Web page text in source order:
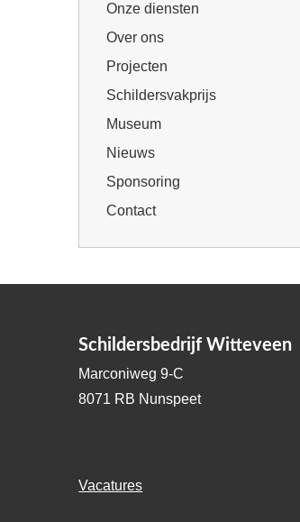
Onze diensten
Over ons
Projecten
Schildersvakprijs
Museum
Nieuws
Sponsoring
Contact
Schildersbedrijf Witteveen
Marconiweg 9-C
8071 RB Nunspeet
Vacatures